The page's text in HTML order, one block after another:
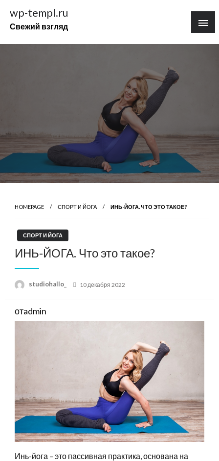
содержимому
wp-templ.ru
Свежий взгляд
HOMEPAGE СПОРТ И ЙОГА ИНЬ-ЙОГА. ЧТО ЭТО ТАКОЕ?
СПОРТ И ЙОГА
ИНЬ-ЙОГА. Что это такое?
studiohallo_
Posted
10 декабря 2022
отadmin
Инь-йога – это пассивная практика, основана на